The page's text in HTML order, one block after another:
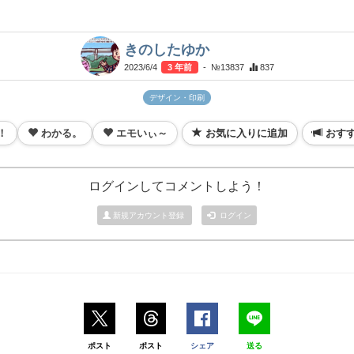
きのしたゆか
2023/6/4 3 年前 - №13837 837
デザイン・印刷
わかる。 エモいぃ～ お気に入りに追加 おす
ログインしてコメントしよう！
新規アカウント登録 ログイン
ポスト ポスト シェア 送る